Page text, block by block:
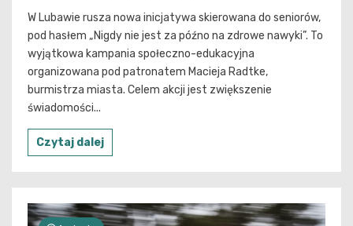
W Lubawie rusza nowa inicjatywa skierowana do seniorów,
pod hasłem „Nigdy nie jest za późno na zdrowe nawyki”. To
wyjątkowa kampania społeczno-edukacyjna
organizowana pod patronatem Macieja Radtke,
burmistrza miasta. Celem akcji jest zwiększenie
świadomości...
Czytaj dalej